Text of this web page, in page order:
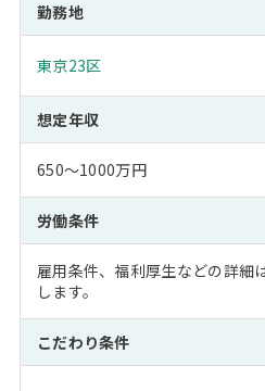
勤務地
東京23区
想定年収
650～1000万円
労働条件
雇用条件、福利厚生などの詳細
します。
こだわり条件